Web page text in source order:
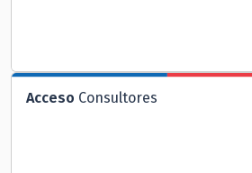
Acceso Consultores